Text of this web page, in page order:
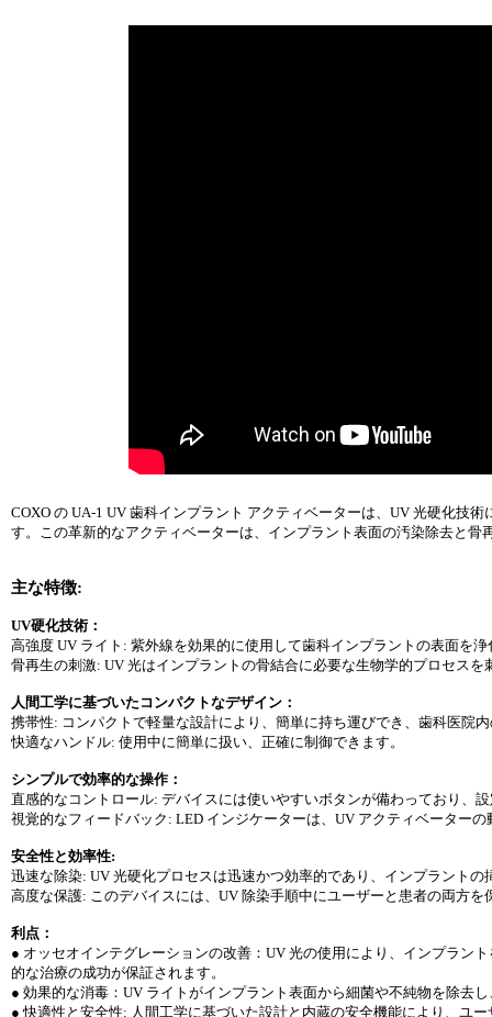
COXO の UA-1 UV 歯科インプラント アクティベーターは、UV 光硬化技
す。この革新的なアクティベーターは、インプラント表面の汚染除去と
主な特徴:
UV硬化技術：
高強度 UV ライト: 紫外線を効果的に使用して歯科インプラントの表面を
骨再生の刺激: UV 光はインプラントの骨結合に必要な生物学的プロセス
人間工学に基づいたコンパクトなデザイン：
携帯性: コンパクトで軽量な設計により、簡単に持ち運びでき、歯科医院
快適なハンドル: 使用中に簡単に扱い、正確に制御できます。
シンプルで効率的な操作：
直感的なコントロール: デバイスには使いやすいボタンが備わっており、
視覚的なフィードバック: LED インジケーターは、UV アクティベーター
安全性と効率性:
迅速な除染: UV 光硬化プロセスは迅速かつ効率的であり、インプラント
高度な保護: このデバイスには、UV 除染手順中にユーザーと患者の両方
利点：
● オッセオインテグレーションの改善：UV 光の使用により、インプラン
的な治療の成功が保証されます。
● 効果的な消毒：UV ライトがインプラント表面から細菌や不純物を除去
● 快適性と安全性: 人間工学に基づいた設計と内蔵の安全機能により、ユ